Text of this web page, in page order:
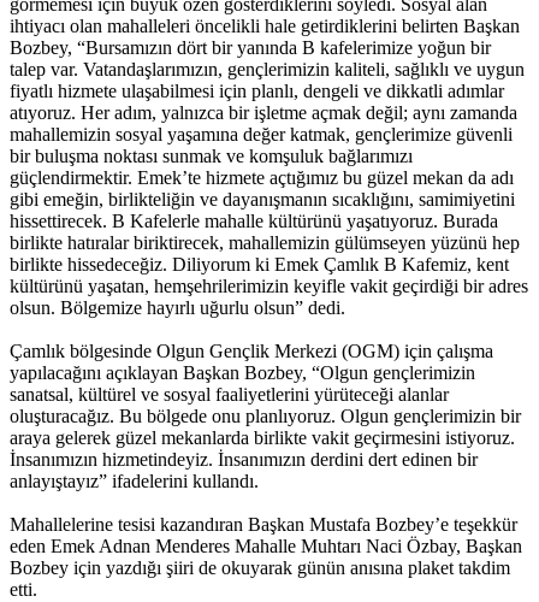
görmemesi için büyük özen gösterdiklerini söyledi. Sosyal alan
ihtiyacı olan mahalleleri öncelikli hale getirdiklerini belirten Başkan
Bozbey, “Bursamızın dört bir yanında B kafelerimize yoğun bir
talep var. Vatandaşlarımızın, gençlerimizin kaliteli, sağlıklı ve uygun
fiyatlı hizmete ulaşabilmesi için planlı, dengeli ve dikkatli adımlar
atıyoruz. Her adım, yalnızca bir işletme açmak değil; aynı zamanda
mahallemizin sosyal yaşamına değer katmak, gençlerimize güvenli
bir buluşma noktası sunmak ve komşuluk bağlarımızı
güçlendirmektir. Emek’te hizmete açtığımız bu güzel mekan da adı
gibi emeğin, birlikteliğin ve dayanışmanın sıcaklığını, samimiyetini
hissettirecek. B Kafelerle mahalle kültürünü yaşatıyoruz. Burada
birlikte hatıralar biriktirecek, mahallemizin gülümseyen yüzünü hep
birlikte hissedeceğiz. Diliyorum ki Emek Çamlık B Kafemiz, kent
kültürünü yaşatan, hemşehrilerimizin keyifle vakit geçirdiği bir adres
olsun. Bölgemize hayırlı uğurlu olsun” dedi.
Çamlık bölgesinde Olgun Gençlik Merkezi (OGM) için çalışma
yapılacağını açıklayan Başkan Bozbey, “Olgun gençlerimizin
sanatsal, kültürel ve sosyal faaliyetlerini yürüteceği alanlar
oluşturacağız. Bu bölgede onu planlıyoruz. Olgun gençlerimizin bir
araya gelerek güzel mekanlarda birlikte vakit geçirmesini istiyoruz.
İnsanımızın hizmetindeyiz. İnsanımızın derdini dert edinen bir
anlayıştayız” ifadelerini kullandı.
Mahallelerine tesisi kazandıran Başkan Mustafa Bozbey’e teşekkür
eden Emek Adnan Menderes Mahalle Muhtarı Naci Özbay, Başkan
Bozbey için yazdığı şiiri de okuyarak günün anısına plaket takdim
etti.